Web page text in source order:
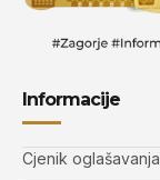
Informacije
Cjenik oglašavanja